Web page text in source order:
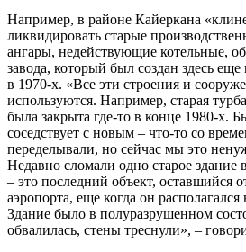
Например, в районе Кайеркана
ликвидировать старые
ангары, недействующие котельные,
завода, который был создан здесь
в 1970-х. «Все эти строения и
используются. Например, старая
была закрыта где-то в конце 1980-х.
соседствует с новым – что-то со
переделывали, но сейчас мы это
Недавно сломали одно старое здание
– это последний объект, оставшийся
аэропорта, еще когда он
Здание было в полуразрушенном
обвалилась, стены треснули», –